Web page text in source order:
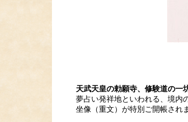
天武天皇の勅願寺、修験道の一
夢占い発祥地といわれる、境内
坐像（重文）が特別ご開帳され